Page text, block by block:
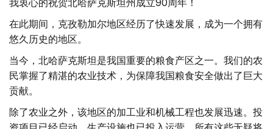
我衷心的祝贺北哈萨克斯坦州成立90周年！
在此期间，克孜勒加尔地区经历了快速发展，成为一个拥有
悠久历史的地区。
当今，北哈萨克斯坦是我国重要的粮食产区之一。我们的农
民掌握了精湛的农业技术，为保障我国粮食安全做出了巨大
贡献。
除了农业之外，该地区的加工业和机械工程也发展迅速。投